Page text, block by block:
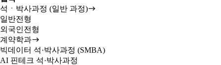
석ㆍ박사과정 (일반 과정)
일반전형
외국인전형
계약학과
빅데이터 석·박사과정 (SMBA)
AI 핀테크 석·박사과정